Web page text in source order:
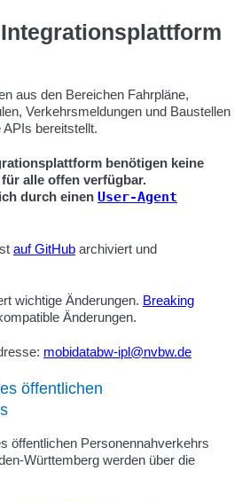
Integrationsplattform
aus den Bereichen Fahrpläne,
Verkehrsmeldungen und Baustellen
APIs bereitstellt.
benötigen keine
alle offen verfügbar.
durch einen User-Agent
auf GitHub archiviert und
wichtige Änderungen. Breaking
Änderungen.
mobidatabw-ipl@nvbw.de
öffentlichen
öffentlichen Personennahverkehrs
Württemberg werden über die